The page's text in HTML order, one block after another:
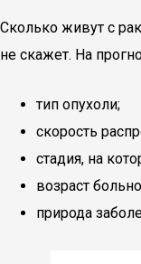
Сколько живут с
не скажет. На
тип опухоли;
скорость
стадия, на
возраст
природа